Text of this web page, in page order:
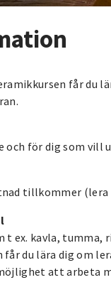
får du
och för dig som vill
tillkommer (lera
t ex. kavla, tumma,
får du lära dig om
att arbeta